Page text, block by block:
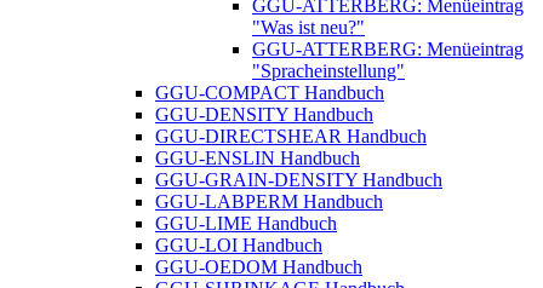
GGU-ATTERBERG: Menüeintrag
"Was ist neu?"
GGU-ATTERBERG: Menüeintrag
"Spracheinstellung"
GGU-COMPACT Handbuch
GGU-DENSITY Handbuch
GGU-DIRECTSHEAR Handbuch
GGU-ENSLIN Handbuch
GGU-GRAIN-DENSITY Handbuch
GGU-LABPERM Handbuch
GGU-LIME Handbuch
GGU-LOI Handbuch
GGU-OEDOM Handbuch